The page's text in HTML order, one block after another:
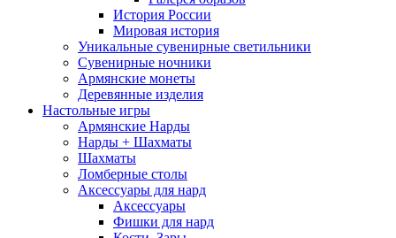
История России
Мировая история
Уникальные сувенирные светильники
Сувенирные ночники
Армянские монеты
Деревянные изделия
Настольные игры
Армянские Нарды
Нарды + Шахматы
Шахматы
Ломберные столы
Аксессуары для нард
Аксессуары
Фишки для нард